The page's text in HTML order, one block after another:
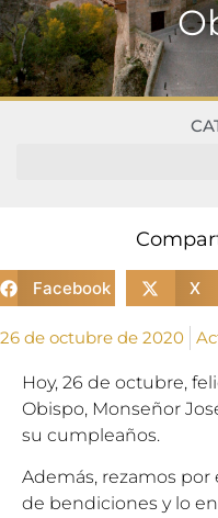
Facebook X
26 de octubre de 2020
Hoy, 26 de octubre,
Obispo, Monseñor
su cumpleaños.
Además, rezamos por
de bendiciones y lo